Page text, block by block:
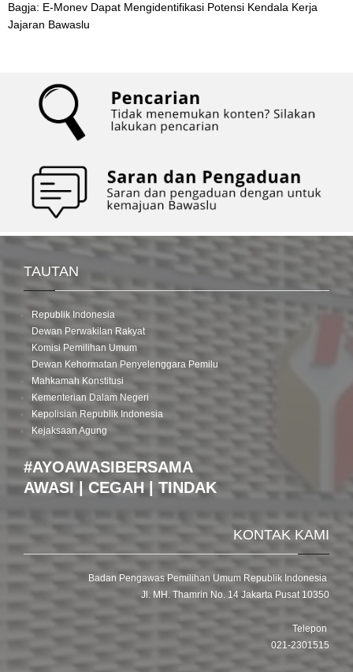
Bagja: E-Monev Dapat Mengidentifikasi Potensi Kendala Kerja
Jajaran Bawaslu
TAUTAN
Republik Indonesia
Dewan Perwakilan Rakyat
Komisi Pemilihan Umum
Dewan Kehormatan Penyelenggara Pemilu
Mahkamah Konstitusi
Kementerian Dalam Negeri
Kepolisian Republik Indonesia
Kejaksaan Agung
#AYOAWASIBERSAMA
AWASI | CEGAH | TINDAK
KONTAK KAMI
Badan Pengawas Pemilihan Umum Republik Indonesia
Jl. MH. Thamrin No. 14 Jakarta Pusat 10350
Telepon
021-2301515